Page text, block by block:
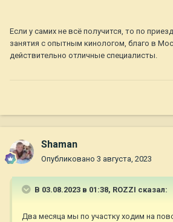
Если у самих не всё получится, то по
занятия с опытным кинологом, благо в
действительно отличные специалисты.
Shaman
Опубликовано 3 августа, 2023
В 03.08.2023 в 01:38, ROZZI сказал:
Два месяца мы по участку ходим на